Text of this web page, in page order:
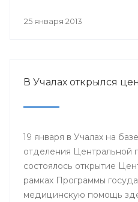
доступы в торакальной
ординаторы, интерны и
25 января 2013
В Учалах открылся
19 января в Учалах на
отделения Центральной
состоялось открытие
рамках Программы
медицинскую помощь